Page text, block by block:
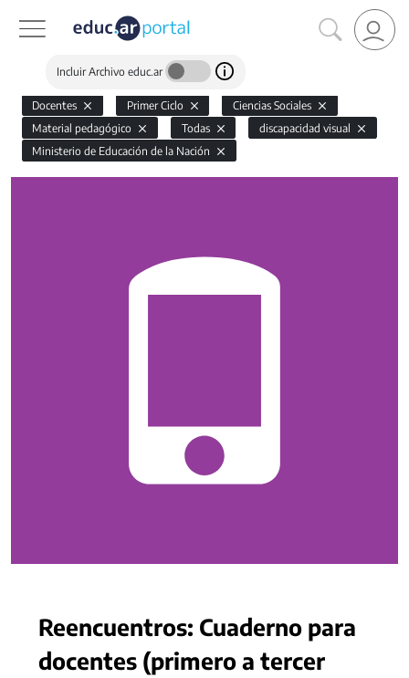
Incluir Archivo educ.ar
Docentes Primer Ciclo
Ciencias Sociales
Material pedagógico
Todas
discapacidad visual
Ministerio de Educación de la Nación
Reencuentros: Cuaderno para
docentes (primero a tercer